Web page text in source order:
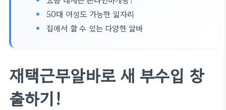
50대 여성도 가능한 일자리
집에서 할 수 있는 다양한 알바
재택근무알바로 새 부수입 창
출하기!